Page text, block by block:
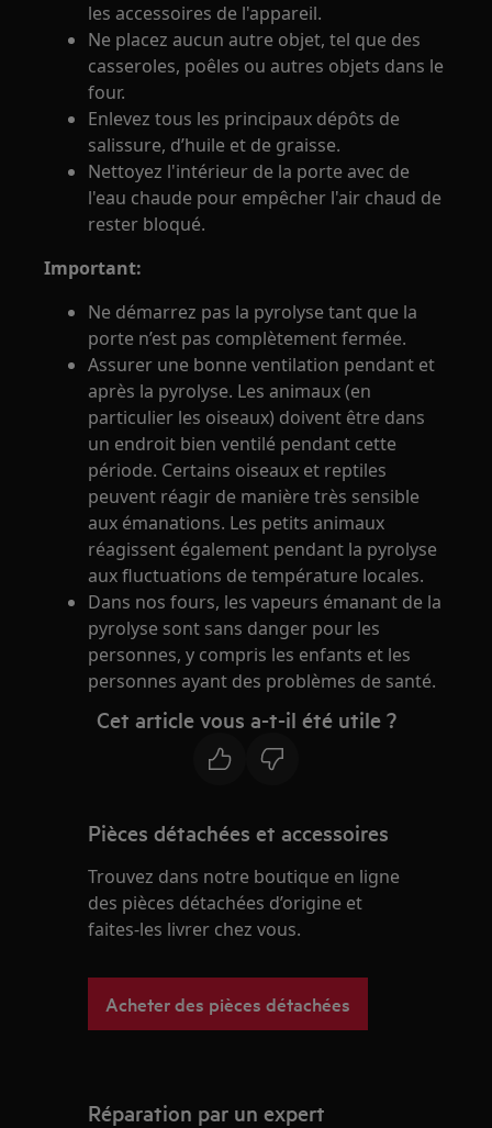
les accessoires de l'appareil.
Ne placez aucun autre objet, tel que des
casseroles, poêles ou autres objets dans le
four.
Enlevez tous les principaux dépôts de
salissure, d’huile et de graisse.
Nettoyez l'intérieur de la porte avec de
l'eau chaude pour empêcher l'air chaud de
rester bloqué.
Important:
Ne démarrez pas la pyrolyse tant que la
porte n’est pas complètement fermée.
Assurer une bonne ventilation pendant et
après la pyrolyse. Les animaux (en
particulier les oiseaux) doivent être dans
un endroit bien ventilé pendant cette
période. Certains oiseaux et reptiles
peuvent réagir de manière très sensible
aux émanations. Les petits animaux
réagissent également pendant la pyrolyse
aux fluctuations de température locales.
Dans nos fours, les vapeurs émanant de la
pyrolyse sont sans danger pour les
personnes, y compris les enfants et les
personnes ayant des problèmes de santé.
Cet article vous a-t-il été utile ?
Pièces détachées et accessoires
Trouvez dans notre boutique en ligne
des pièces détachées d’origine et
faites-les livrer chez vous.
Acheter des pièces détachées
Réparation par un expert